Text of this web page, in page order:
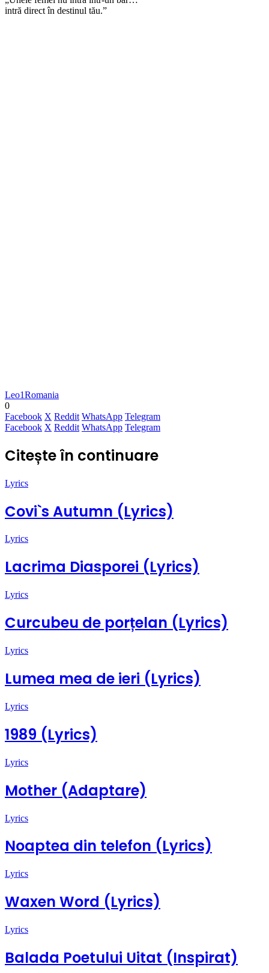
intră direct în destinul tău.”
Leo1Romania
0
Facebook X Reddit WhatsApp Telegram
Facebook X Reddit WhatsApp Telegram
Citește în continuare
Lyrics
Covi`s Autumn (Lyrics)
Lyrics
Lacrima Diasporei (Lyrics)
Lyrics
Curcubeu de porțelan (Lyrics)
Lyrics
Lumea mea de ieri (Lyrics)
Lyrics
1989 (Lyrics)
Lyrics
Mother (Adaptare)
Lyrics
Noaptea din telefon (Lyrics)
Lyrics
Waxen Word (Lyrics)
Lyrics
Balada Poetului Uitat (Inspirat)